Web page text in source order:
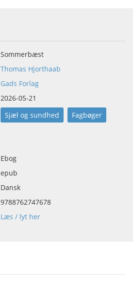
Sommerbæst
Thomas Hjorthaab
Gads Forlag
2026-05-21
Sjæl og sundhed Fagbøger
Ebog
epub
Dansk
9788762747678
Læs / lyt her